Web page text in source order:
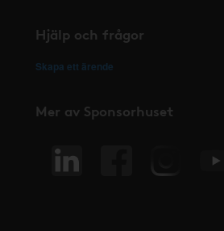
Hjälp och frågor
Skapa ett ärende
Mer av Sponsorhuset